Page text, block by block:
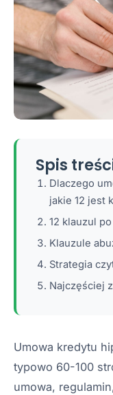
Spis
Dlaczego
jakie 12 jest
12 klauzul
Klauzule
Strategia
Najczęściej
Umowa kredytu
typowo 60-100
umowa,